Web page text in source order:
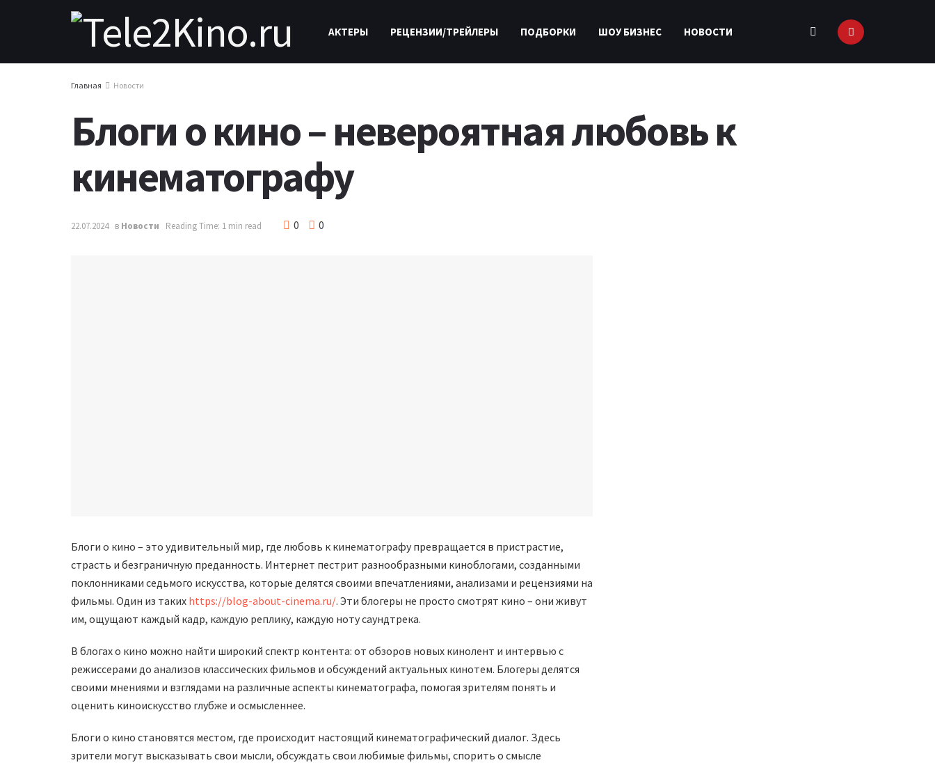
АКТЕРЫ РЕЦЕНЗИИ/ТРЕЙЛЕРЫ ПОДБОРКИ ШОУ БИЗНЕС НОВОСТИ
Главная Новости
Блоги о кино – невероятная любовь к
кинематографу
22.07.2024 в Новости Reading Time: 1 min read 0 0
Блоги о кино – это удивительный мир, где любовь к кинематографу превращается в пристрастие,
страсть и безграничную преданность. Интернет пестрит разнообразными киноблогами, созданными
поклонниками седьмого искусства, которые делятся своими впечатлениями, анализами и рецензиями на
фильмы. Один из таких https://blog-about-cinema.ru/. Эти блогеры не просто смотрят кино – они живут
им, ощущают каждый кадр, каждую реплику, каждую ноту саундтрека.
В блогах о кино можно найти широкий спектр контента: от обзоров новых кинолент и интервью с
режиссерами до анализов классических фильмов и обсуждений актуальных кинотем. Блогеры делятся
своими мнениями и взглядами на различные аспекты кинематографа, помогая зрителям понять и
оценить киноискусство глубже и осмысленнее.
Блоги о кино становятся местом, где происходит настоящий кинематографический диалог. Здесь
зрители могут высказывать свои мысли, обсуждать свои любимые фильмы, спорить о смысле